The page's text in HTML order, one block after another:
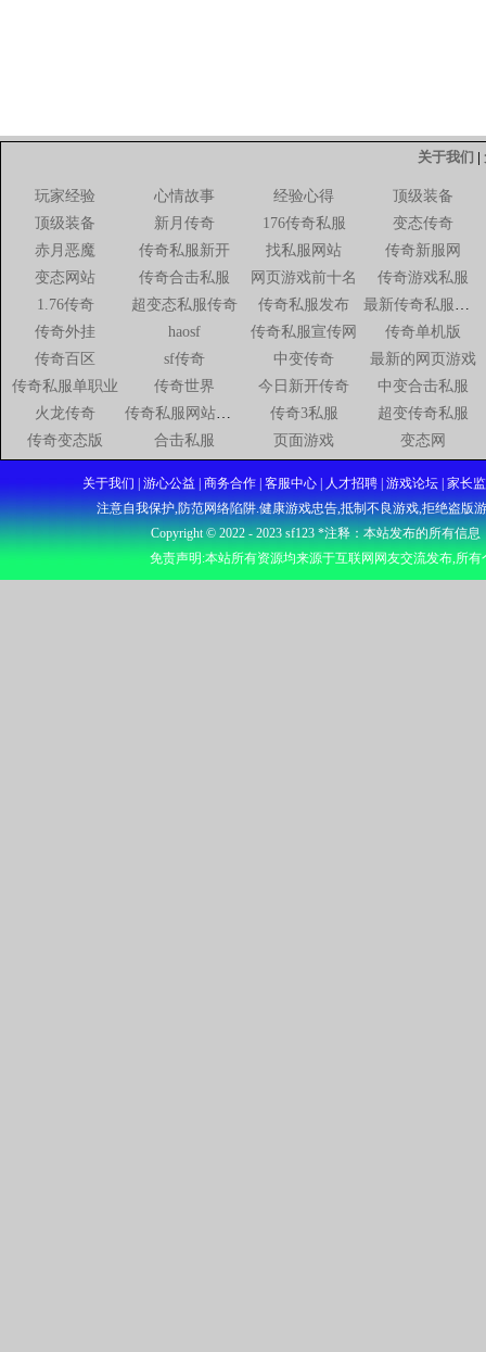
关于我们 |
玩家经验 心情故事 经验心得
顶级装备
顶级装备
新月传奇 176传奇私服
变态传奇
赤月恶魔
传奇私服新开 找私服网站
传奇新服网
变态网站
传奇合击私服 网页游戏前十名
传奇游戏私服
1.76传奇
超变态私服传奇 传奇私服发布
最新传奇私服网站
传奇外挂
haosf 传奇私服宣传网
传奇单机版
传奇百区
sf传奇 中变传奇
最新的网页游戏
传奇私服单职业
传奇世界 今日新开传奇
中变合击私服
火龙传奇
传奇私服网站新开网 传奇3私服
超变传奇私服
传奇变态版
合击私服 页面游戏 变态网
关于我们 | 游心公益 | 商务合作 | 客服中心 | 人才招聘 | 游戏论坛 | 家
注意自我保护,防范网络陷阱.健康游戏忠告,抵制不良游戏,拒绝盗版
Copyright © 2022 - 2023sf123*注释：本站发布的所有信息
免责声明:本站所有资源均来源于互联网网友交流发布,所